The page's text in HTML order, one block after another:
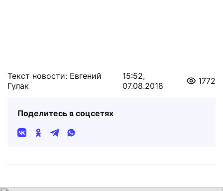
Текст новости: Евгений
Гулак
15:52,
07.08.2018
1772
Поделитесь в соцсетях